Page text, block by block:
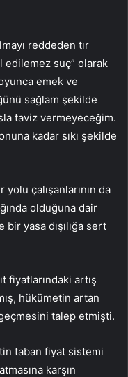
reddeden tır
edilemez suç” olarak
emek ve
sağlam şekilde
taviz vermeyeceğim.
kadar sıkı şekilde
çalışanlarının da
olduğuna dair
yasa dışılığa sert
fiyatlarındaki artış
hükümetin artan
talep etmişti.
taban fiyat sistemi
karşın